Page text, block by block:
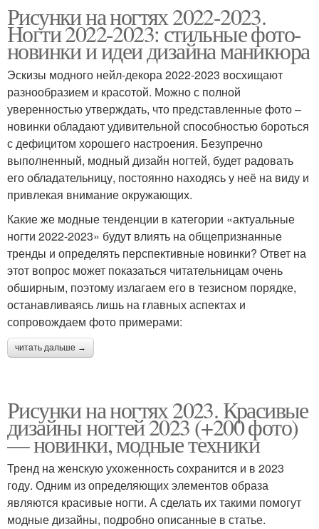
Рисунки на ногтях 2022-2023.
Ногти 2022-2023: стильные фото-
новинки и идеи дизайна маникюра
Эскизы модного нейл-декора 2022-2023 восхищают
разнообразием и красотой. Можно с полной
уверенностью утверждать, что представленные фото –
новинки обладают удивительной способностью бороться
с дефицитом хорошего настроения. Безупречно
выполненный, модный дизайн ногтей, будет радовать
его обладательницу, постоянно находясь у неё на виду и
привлекая внимание окружающих.
Какие же модные тенденции в категории «актуальные
ногти 2022-2023» будут влиять на общепризнанные
тренды и определять перспективные новинки? Ответ на
этот вопрос может показаться читательницам очень
обширным, поэтому излагаем его в тезисном порядке,
останавливаясь лишь на главных аспектах и
сопровождаем фото примерами:
читать дальше →
Рисунки на ногтях 2023. Красивые
дизайны ногтей 2023 (+200 фото)
— новинки, модные техники
Тренд на женскую ухоженность сохранится и в 2023
году. Одним из определяющих элементов образа
являются красивые ногти. А сделать их такими помогут
модные дизайны, подробно описанные в статье.